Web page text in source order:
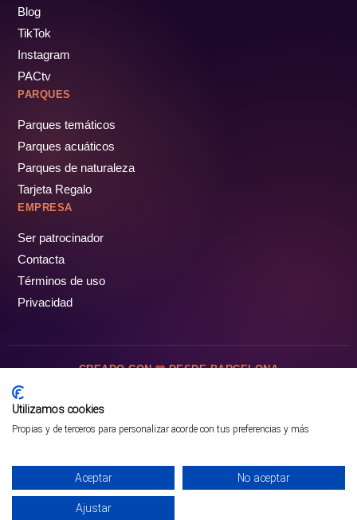
Blog
TikTok
Instagram
PACtv
PARQUES
Parques temáticos
Parques acuáticos
Parques de naturaleza
Tarjeta Regalo
EMPRESA
Ser patrocinador
Contacta
Términos de uso
Privacidad
CREADO CON DESDE BARCELONA
Utilizamos cookies
Propias y de terceros para personalizar acorde con tus preferencias y más
Aceptar No aceptar
Ajustar